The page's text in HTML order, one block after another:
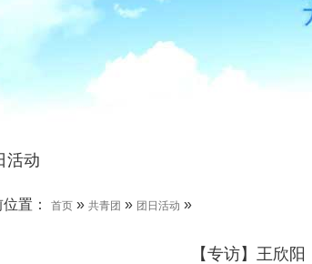
活动
置： 首页» 共青团 » 团日活动 »
【专访】王欣